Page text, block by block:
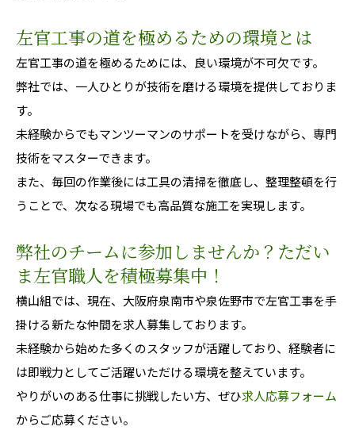
左官工事の道を極めるための環境とは
左官工事の道を極めるためには、良い環境が不可欠です。
弊社では、一人ひとりが技術を磨ける環境を提供しておりま
す。
未経験からでもマンツーマンのサポートを受けながら、専門
技術をマスターできます。
また、毎回の作業後には工具の清掃を徹底し、整理整頓を行
うことで、次なる現場でも高品質な施工を実現します。
弊社のチームに参加しませんか？ただい
ま左官職人を積極募集中！
横山組では、現在、大阪府泉南市や泉佐野市で左官工事を手
掛ける新たな仲間を求人募集しております。
未経験から始めた多くのスタッフが活躍しており、経験者に
は即戦力としてご活躍いただける環境を整えています。
やりがいのある仕事に挑戦したい方、ぜひ求人応募フォーム
からご応募ください。